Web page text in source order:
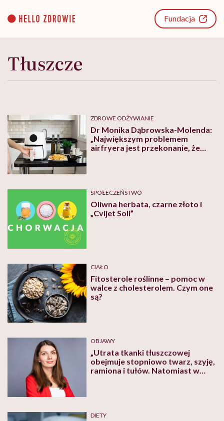
content
Fundacja
Tłuszcze
ZDROWE ODŻYWIANIE
Dr Monika Dąbrowska-Molenda:
„Największym problemem
airfryera jest przekonanie, że
SPOŁECZEŃSTWO
Oliwna herbata, czarne złoto i
„Cvijet Soli”
CIAŁO
Fitosterole roślinne – pomoc w
walce z cholesterolem. Czym one
są?
OBJAWY
„Utrata tkanki tłuszczowej
obejmuje stopniowo twarz, szyję,
ramiona i tułów. Natomiast w
Jastrzębska
DIETY